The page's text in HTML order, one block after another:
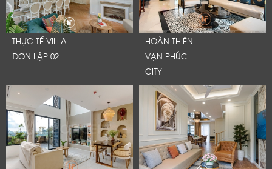
THỰC TẾ VILLA
ĐƠN LẬP 02
HOÀN THIỆN
VẠN PHÚC
CITY